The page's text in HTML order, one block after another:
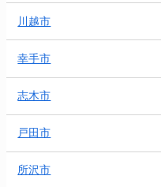
川越市
幸手市
志木市
戸田市
所沢市